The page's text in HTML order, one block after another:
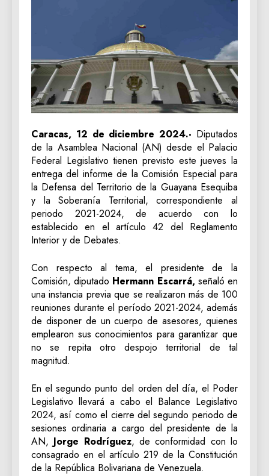
Caracas, 12 de diciembre 2024.- Diputados
de la Asamblea Nacional (AN) desde el Palacio
Federal Legislativo tienen previsto este jueves la
entrega del informe de la Comisión Especial para
la Defensa del Territorio de la Guayana Esequiba
y la Soberanía Territorial, correspondiente al
periodo 2021-2024, de acuerdo con lo
establecido en el artículo 42 del Reglamento
Interior y de Debates.
Con respecto al tema, el presidente de la
Comisión, diputado Hermann Escarrá,señaló en
una instancia previa que se realizaron más de 100
reuniones durante el período 2021-2024, además
de disponer de un cuerpo de asesores, quienes
emplearon sus conocimientos para garantizar que
no se repita otro despojo territorial de tal
magnitud.
En el segundo punto del orden del día, el Poder
Legislativo llevará a cabo el Balance Legislativo
2024, así como el cierre del segundo periodo de
sesiones ordinaria a cargo del presidente de la
AN, Jorge Rodríguez, de conformidad con lo
consagrado en el artículo 219 de la Constitución
de la República Bolivariana de Venezuela.